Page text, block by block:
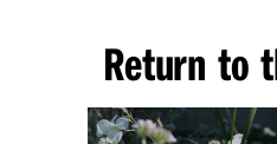
Return to